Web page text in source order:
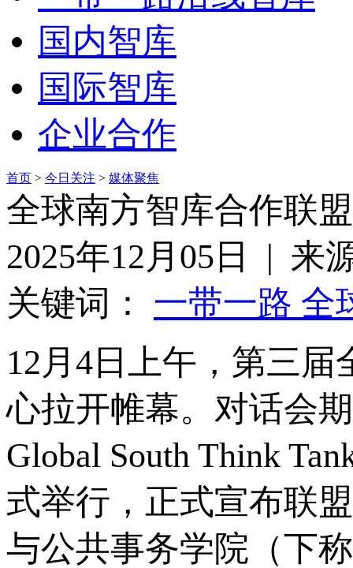
国内智库
国际智库
企业合作
首页 > 今日关注 > 媒体聚焦
全球南方智库合作联
2025年12月05日 | 来
关键词： 一带一路 全
12月4日上午，第三
心拉开帷幕。对话会
Global South Think
式举行，正式宣布联
与公共事务学院（下